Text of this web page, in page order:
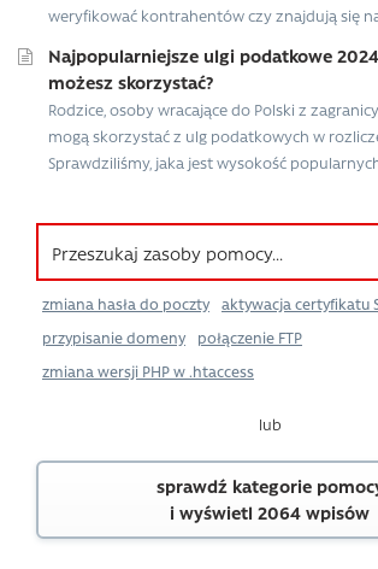
weryfikować kontrahentów czy znajdują się na
Najpopularniejsze ulgi podatkowe
możesz skorzystać?
Rodzice, osoby wracające do Polski z
mogą skorzystać z ulg podatkowych w
Sprawdziliśmy, jaka jest wysokość
zmiana hasła do poczty
aktywacja certyfikatu
przypisanie domeny
połączenie FTP
zmiana wersji PHP w .htaccess
lub
sprawdź kategorie
i wyświetl 2064 wpisów